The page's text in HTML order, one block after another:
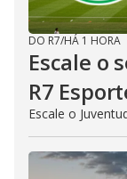
DO R7/HÁ 1 HORA
Escale o
R7
Escale o